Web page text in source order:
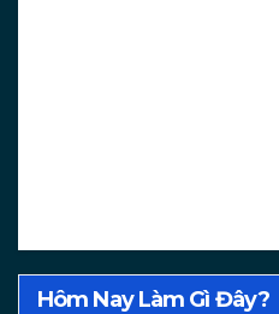
Hôm Nay Làm Gì Đây?